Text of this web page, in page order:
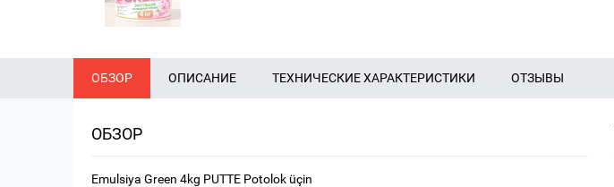
ОБЗОР ОПИСАНИЕ ТЕХНИЧЕСКИЕ ХАРАКТЕРИСТИКИ ОТЗЫВЫ
ОБЗОР
Emulsiya Green 4kg PUTTE Potolok üçin